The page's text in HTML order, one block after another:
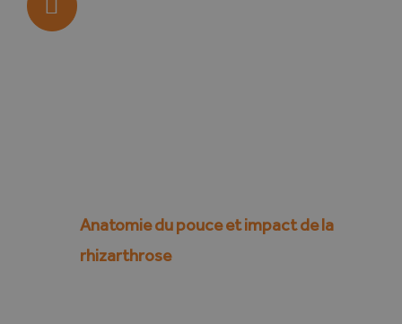
Anatomie du pouce et impact de la
rhizarthrose